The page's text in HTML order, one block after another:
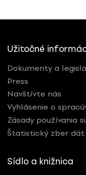
Užitočné
Dokumenty a
Press
Navštívte nás
Vyhlásenie o
Zásady používania
Štatistický zber dát
Sídlo a knižnica